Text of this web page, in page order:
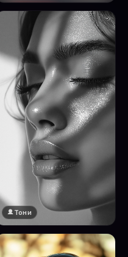
🔞 18+
Натисни за преглед
Тони